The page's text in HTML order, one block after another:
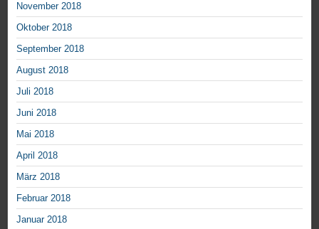
November 2018
Oktober 2018
September 2018
August 2018
Juli 2018
Juni 2018
Mai 2018
April 2018
März 2018
Februar 2018
Januar 2018